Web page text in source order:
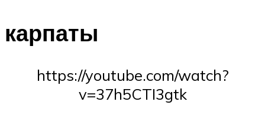
карпаты
https://youtube.com/watch?
v=37h5CTI3gtk